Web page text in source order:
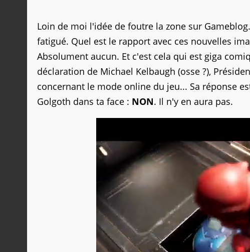
Loin de moi l'idée de foutre la zone sur
fatigué. Quel est le rapport avec ces nouvelles
Absolument aucun. Et c'est cela qui est giga
déclaration de Michael Kelbaugh (osse ?),
concernant le mode online du jeu... Sa réponse
Golgoth dans ta face : NON. Il n'y en aura pas.